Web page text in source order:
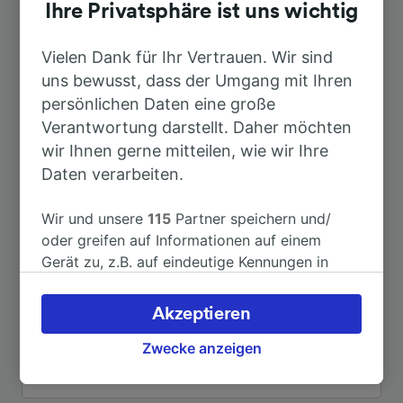
Dauer
Nach Karlsruhe Hbf 35min
Nach Pforzheim Hbf
Nach Stuttgart 35min
Nach Karlsruhe 35min
Nach Pforzheim 13min
Nach Stuttgart-Feuerbach
Ihre Privatsphäre ist uns wichtig
Vielen Dank für Ihr Vertrauen. Wir sind
uns bewusst, dass der Umgang mit Ihren
persönlichen Daten eine große
Verantwortung darstellt. Daher möchten
wir Ihnen gerne mitteilen, wie wir Ihre
Daten verarbeiten.
Wir und unsere115 Partner speichern und/
oder greifen auf Informationen auf einem
Gerät zu, z.B. auf eindeutige Kennungen in
verarbeiten. Sie können Ihre Präferenzen
akzeptieren oder verwalten, einschließlich
Ihres Widerspruchsrechts bei berechtigtem
Zwecke anzeigen
Akzeptieren